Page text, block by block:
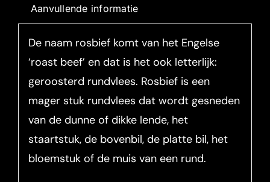
Aanvullende informatie
De naam rosbief komt van het Engelse
‘roast beef’ en dat is het ook letterlijk:
geroosterd rundvlees. Rosbief is een
mager stuk rundvlees dat wordt gesneden
van de dunne of dikke lende, het
staartstuk, de bovenbil, de platte bil, het
bloemstuk of de muis van een rund.